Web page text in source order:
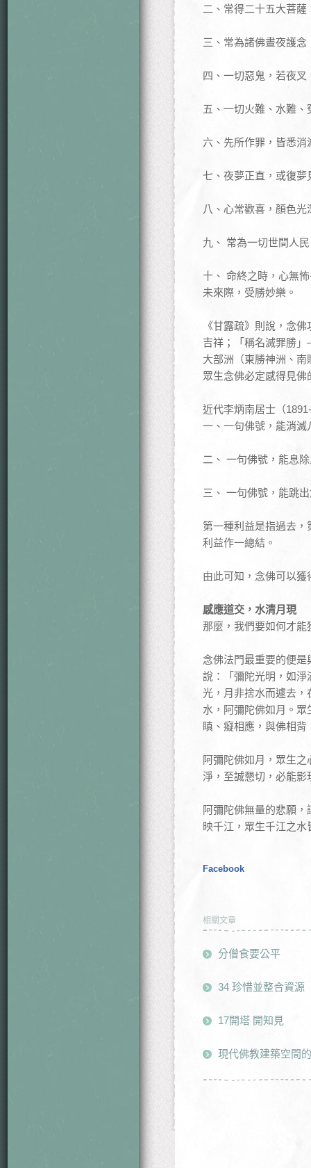
二、常得二十五大菩
三、常為諸佛晝夜護
四、一切惡鬼，若夜
五、一切火難、水難
六、先所作罪，皆悉
七、夜夢正直，或復
八、心常歡喜，顏色
九、 常為一切世間人
十、 命終之時，心無
未來際，受勝妙樂。
《甘露疏》則說，念
吉祥；「稱名滅罪勝
大部洲（東勝神洲、
眾生念佛必定感得見
近代李炳南居士（
一、一句佛號，能消滅
二、 一句佛號，能息
三、 一句佛號，能跳
第一種利益是指過去
利益作一總結。
由此可知，念佛可以
感應道交，水清月現
那麼，我們要如何才
念佛法門最重要的便
說：「彌陀光明，如
光，月非捨水而遽去
水，阿彌陀佛如月。
瞋、癡相應，與佛相
阿彌陀佛如月，眾生
淨，至誠懇切，必能
阿彌陀佛無量的悲願
映千江，眾生千江之
Facebook
相關文章
分僧食要公平
34 珍惜並整合資源
17開塔 開知見
現代佛教建築空間